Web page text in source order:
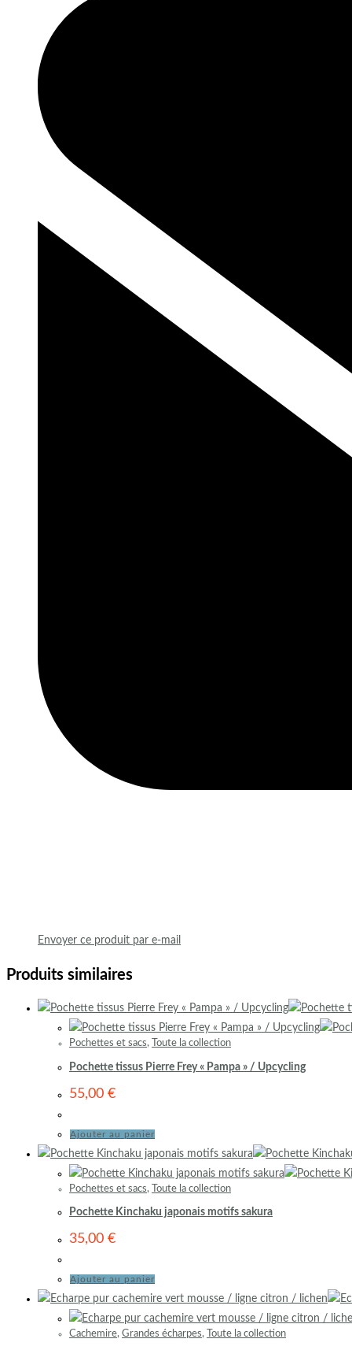
Envoyer ce produit par e-mail
Produits similaires
Pochettes et sacs, Toute la collection
Pochette tissus Pierre Frey « Pampa » / Upcycling
55,00 €
Ajouter au panier
Pochettes et sacs, Toute la collection
Pochette Kinchaku japonais motifs sakura
35,00 €
Ajouter au panier
Cachemire, Grandes écharpes, Toute la collection